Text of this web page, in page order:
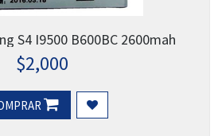
S4 I9500 B600BC 2600mah
$2,000